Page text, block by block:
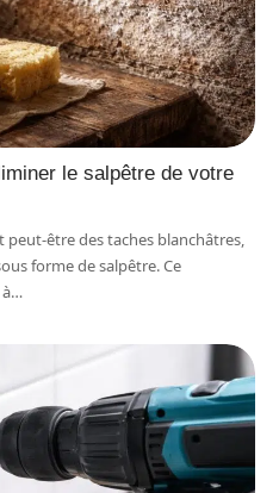
le salpêtre de votre
être des taches blanchâtres,
forme de salpêtre. Ce
…